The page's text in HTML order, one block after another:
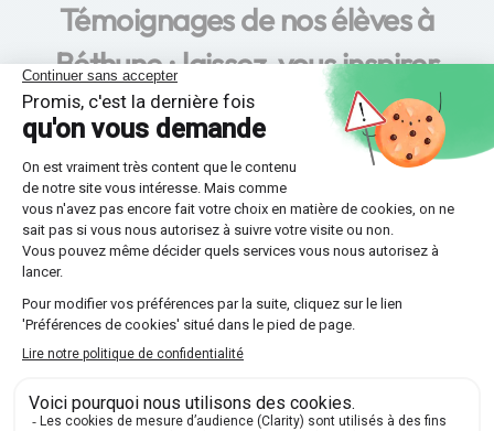
Témoignages de nos élèves à
Béthune : laissez-vous inspirer
par leurs succès !